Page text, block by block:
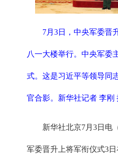
7月3日，中央军委晋
八一大楼举行。中央军委
式。这是习近平等领导同
官合影。新华社记者 李刚
新华社北京7月3日电
军委晋升上将军衔仪式3